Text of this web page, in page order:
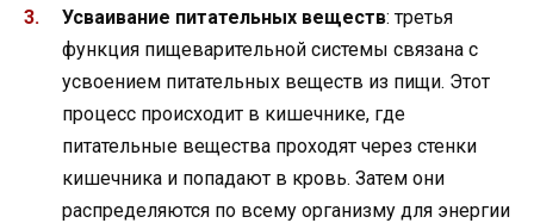
Усваивание питательных веществ: третья
функция пищеварительной системы связана с
усвоением питательных веществ из пищи. Этот
процесс происходит в кишечнике, где
питательные вещества проходят через стенки
кишечника и попадают в кровь. Затем они
распределяются по всему организму для энергии